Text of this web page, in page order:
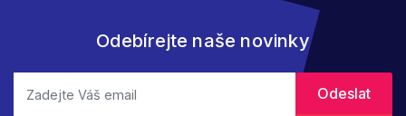
Odebírejte naše novinky